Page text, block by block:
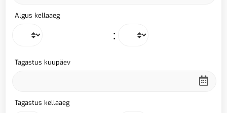
Algus kellaaeg
:
Tagastus kuupäev
Tagastus kellaaeg